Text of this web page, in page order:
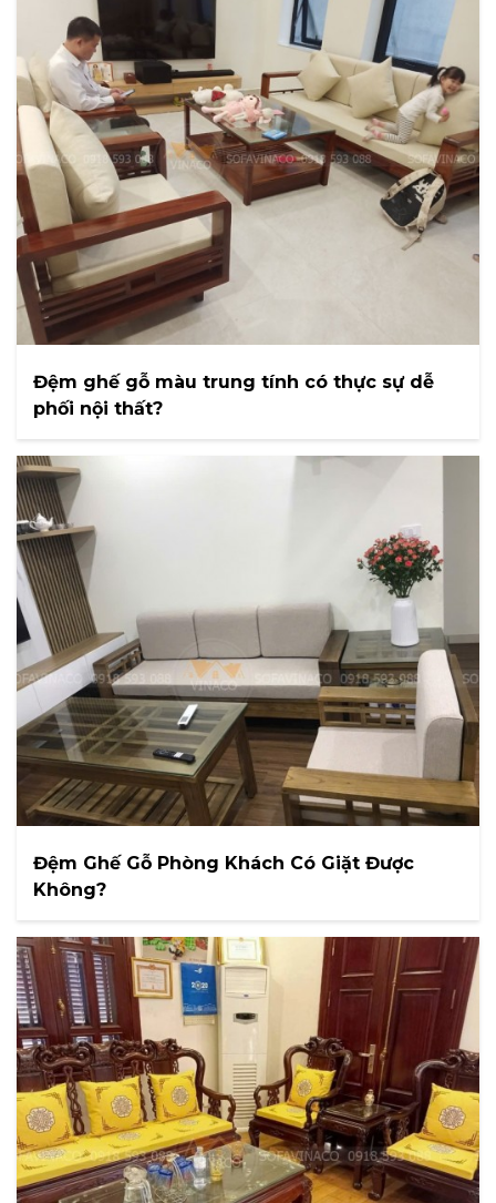
Đệm ghế gỗ màu trung tính có thực sự dễ
phối nội thất?
Đệm Ghế Gỗ Phòng Khách Có Giặt Được
Không?